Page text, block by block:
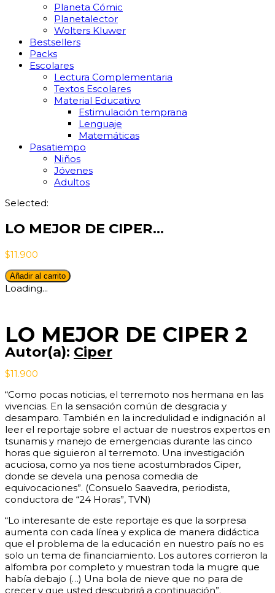
Planeta Cómic
Planetalector
Wolters Kluwer
Bestsellers
Packs
Escolares
Lectura Complementaria
Textos Escolares
Material Educativo
Estimulación temprana
Lenguaje
Matemáticas
Pasatiempo
Niños
Jóvenes
Adultos
Selected:
LO MEJOR DE CIPER…
$11.900
LO
MEJOR
cantidad
Añadir al carrito
Loading...
LO MEJOR DE CIPER 2
Autor(a): Ciper
$11.900
“Como pocas noticias, el terremoto nos hermana en las
vivencias. En la sensación común de desgracia y
desamparo. También en la incredulidad e indignación al
leer el reportaje sobre el actuar de nuestros expertos en
tsunamis y manejo de emergencias durante las cinco
horas que siguieron al terremoto. Una investigación
acuciosa, como ya nos tiene acostumbrados Ciper,
donde se devela una penosa comedia de
equivocaciones”. (Consuelo Saavedra, periodista,
conductora de “24 Horas”, TVN)
“Lo interesante de este reportaje es que la sorpresa
aumenta con cada línea y explica de manera didáctica
que el problema de la educación en nuestro país no es
solo un tema de financiamiento. Los autores corrieron la
alfombra por completo y muestran toda la mugre que
había debajo (…) Una bola de nieve que no para de
crecer y que usted descubrirá a continuación”.